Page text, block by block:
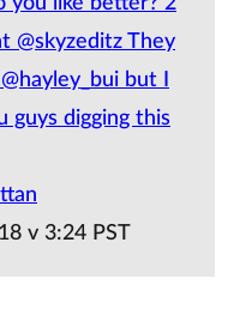
@skyzeditz They
but I
guys digging this
v 3:24 PST